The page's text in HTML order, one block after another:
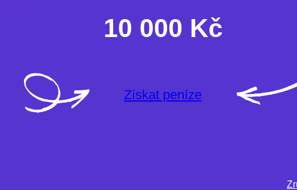
10 000 Kč
Získat peníze